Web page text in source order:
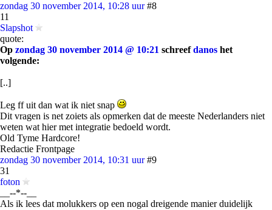
zondag 30 november 2014, 10:28 uur #8
11
Slapshot
quote:
Op zondag 30 november 2014 @ 10:21 schreefdanos het
volgende:
[..]
Leg ff uit dan wat ik niet snap
Dit vragen is net zoiets als opmerken dat de meeste Nederlanders niet
weten wat hier met integratie bedoeld wordt.
Old Tyme Hardcore!
Redactie Frontpage
zondag 30 november 2014, 10:31 uur #9
31
foton
__--*--__
Als ik lees dat molukkers op een nogal dreigende manier duidelijk